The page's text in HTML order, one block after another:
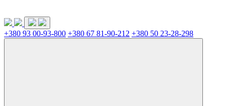
+380 93 00-93-800 +380 67 81-90-212 +380 50 23-28-298